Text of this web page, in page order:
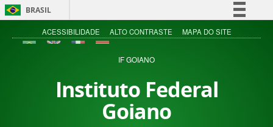
BRASIL
Simplifique!
Acesso à informação
ACESSIBILIDADE ALTO CONTRASTE MAPA DO SITE
IF GOIANO
Instituto Federal
Goiano